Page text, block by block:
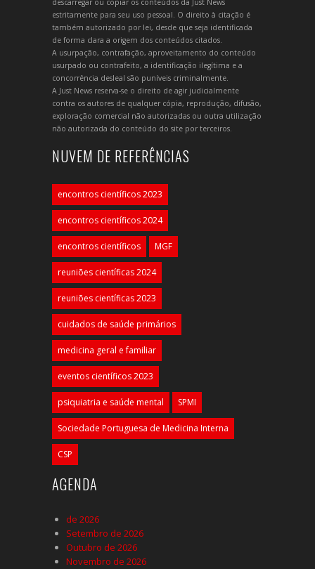
estritamente para seu uso pessoal. O direito à citação é
também autorizado por lei, desde que seja identificada
de forma clara a origem dos conteúdos citados.
A usurpação, contrafação, aproveitamento do conteúdo
usurpado ou contrafeito, a identificação ilegítima e a
concorrência desleal são puníveis criminalmente.
A Just News reserva-se o direito de agir judicialmente
contra os autores de qualquer cópia, reprodução, difusão,
exploração comercial não autorizadas ou outra utilização
não autorizada do conteúdo do site por terceiros.
NUVEM DE REFERÊNCIAS
encontros científicos 2023
encontros científicos 2024
encontros científicos MGF
reuniões científicas 2024
reuniões científicas 2023
cuidados de saúde primários
medicina geral e familiar
eventos científicos 2023
psiquiatria e saúde mental SPMI
Sociedade Portuguesa de Medicina Interna
CSP
AGENDA
de 2026
Setembro de 2026
Outubro de 2026
Novembro de 2026